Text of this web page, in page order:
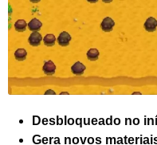
Desbloqueado no
Gera novos